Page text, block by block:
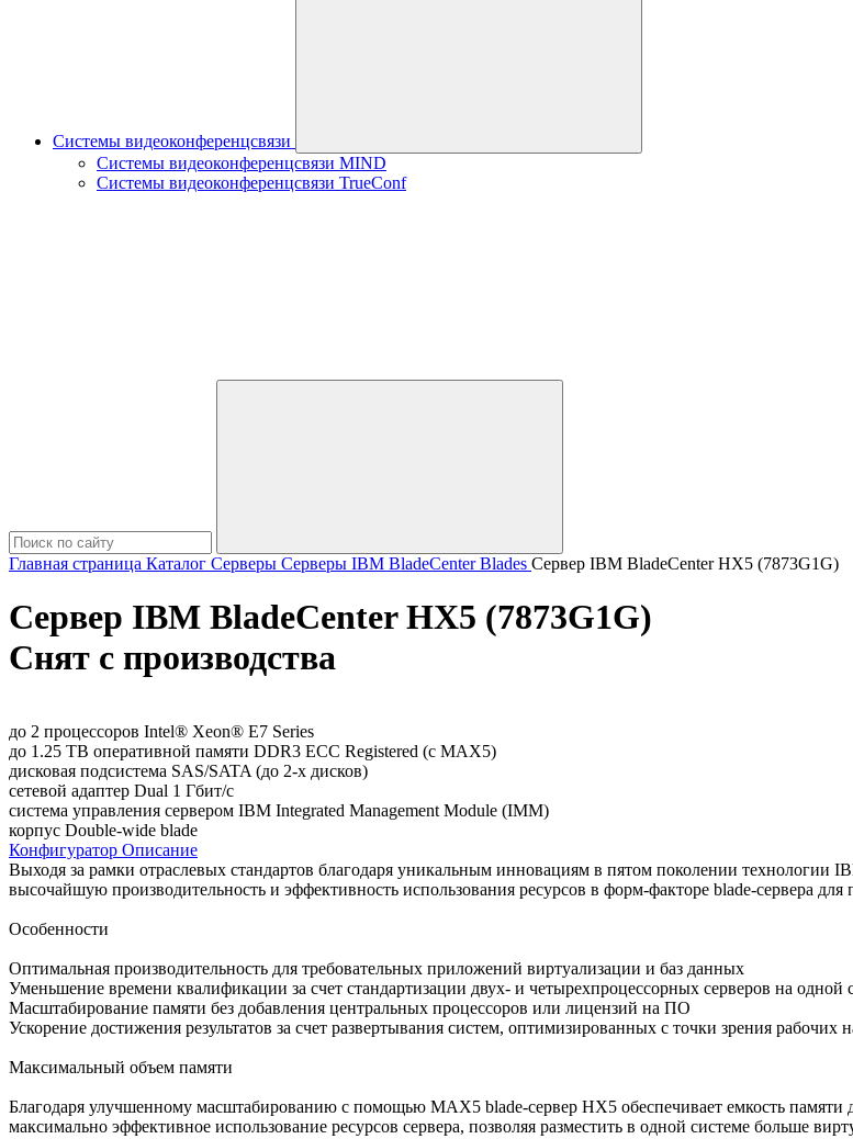
Системы видеоконференцсвязи
Системы видеоконференцсвязи MIND
Системы видеоконференцсвязи TrueConf
Главная страница Каталог Серверы Серверы IBM BladeCenter Blades Сервер IBM BladeCenter HX5 (7873G1G)
Сервер IBM BladeCenter HX5 (7873G1G)
Снят с производства
до 2 процессоров Intel® Xeon® E7 Series
до 1.25 TB оперативной памяти DDR3 ECC Registered (с MAX5)
дисковая подсистема SAS/SATA (до 2-х дисков)
сетевой адаптер Dual 1 Гбит/с
система управления сервером IBM Integrated Management Module (IMM)
корпус Double-wide blade
Конфигуратор Описание
Выходя за рамки отраслевых стандартов благодаря уникальным инновациям в пятом поколении
высочайшую производительность и эффективность использования ресурсов в форм-факторе blade-сервера
Особенности
Оптимальная производительность для требовательных приложений виртуализации и баз данных
Уменьшение времени квалификации за счет стандартизации двух- и четырехпроцессорных серверов на одной
Масштабирование памяти без добавления центральных процессоров или лицензий на ПО
Ускорение достижения результатов за счет развертывания систем, оптимизированных с точки зрения рабочих
Максимальный объем памяти
Благодаря улучшенному масштабированию с помощью MAX5 blade-сервер HX5 обеспечивает емкость памяти
максимально эффективное использование ресурсов сервера, позволяя разместить в одной системе больше